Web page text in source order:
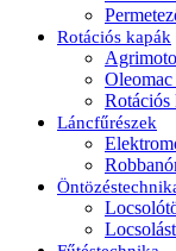
Rotációs kapák
Rotációs
Láncfűrészek